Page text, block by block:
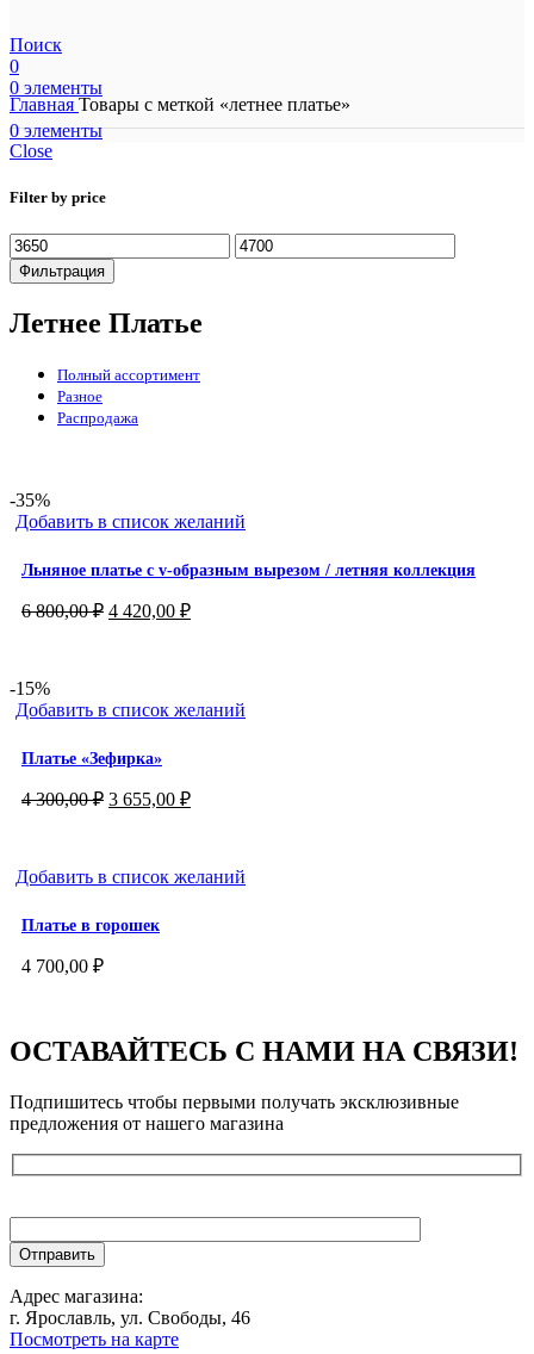
Поиск
0
0 элементы
0элементы
Главная Товары с меткой «летнее платье»
Close
Filter by price
Минимальная
цена
Максимальная
цена
Фильтрация
Летнее Платье
Полный ассортимент
Разное
Распродажа
-35%
Добавить в список желаний
Льняное платье с v-образным вырезом / летняя коллекция
6 800,00₽ Первоначальная
4 420,00 ₽Текущая
-15%
Добавить в список желаний
Платье «Зефирка»
4 300,00₽ Первоначальная
300,00 ₽.
3 655,00 ₽Текущая
Добавить в список желаний
Платье в горошек
4 700,00 ₽
ОСТАВАЙТЕСЬ С НАМИ НА СВЯЗИ!
Подпишитесь чтобы первыми получать эксклюзивные
предложения от нашего магазина
Адрес магазина:
г. Ярославль, ул. Свободы, 46
Посмотреть на карте